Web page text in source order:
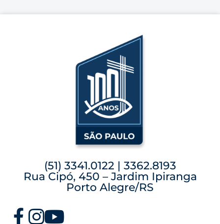
(51) 3341.0122 | 3362.8193
Rua Cipó, 450 – Jardim Ipiranga
Porto Alegre/RS